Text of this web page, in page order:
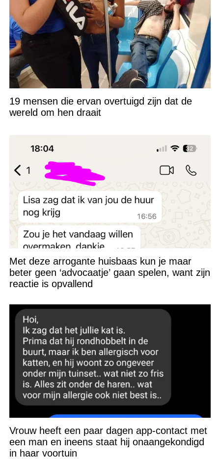
19 mensen die ervan overtuigd zijn dat de
wereld om hen draait
Met deze arrogante huisbaas kun je maar
beter geen ‘advocaatje’ gaan spelen, want zijn
reactie is opvallend
Vrouw heeft een paar dagen app-contact met
een man en ineens staat hij onaangekondigd
in haar voortuin